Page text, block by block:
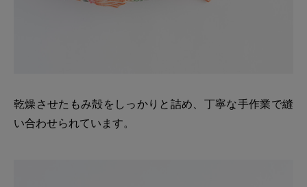
乾燥させたもみ殻をしっかりと詰め、丁寧な手作業で縫
い合わせられています。